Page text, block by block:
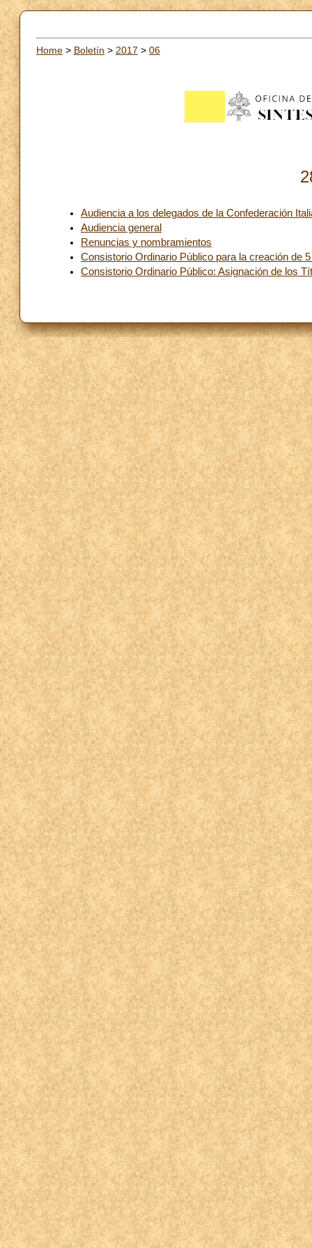
Home > Boletín > 2017 > 06
Audiencia a los delegados de la Confederación
Audiencia general
Renuncias y nombramientos
Consistorio Ordinario Público para la creación de
Consistorio Ordinario Público: Asignación de los